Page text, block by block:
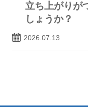
立ち上がりが
しょうか？
2026.07.13